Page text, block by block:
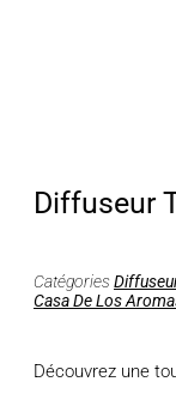
Diffuseur
Catégories
Casa De Los
Découvrez une